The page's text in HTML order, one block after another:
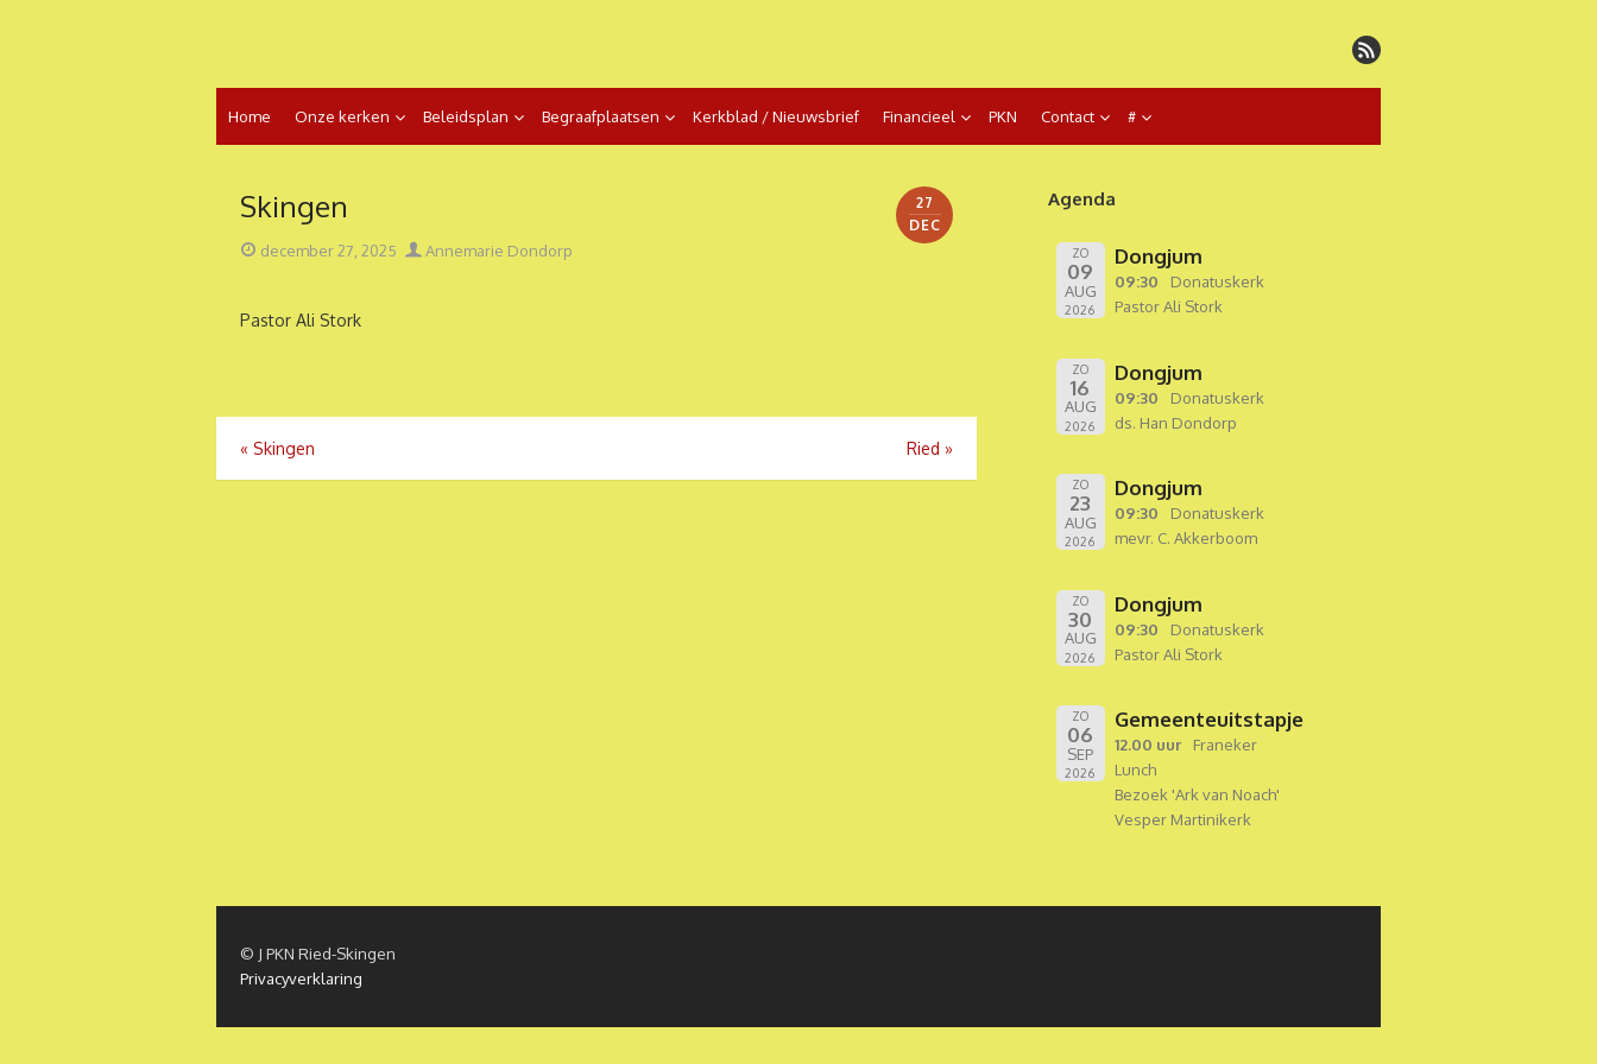
inhoud
Home Onze kerken Beleidsplan Begraafplaatsen Kerkblad / Nieuwsbrief Financieel PKN Contact #
Skingen
27
DEC
Geplaatst
december 27, 2025 Auteur
Annemarie Dondorp
Pastor Ali Stork
Bericht
navigatie
« Skingen Ried »
Agenda
ZO
09
AUG
2026
Dongjum
09:30
Donatuskerk
Pastor Ali Stork
ZO
16
AUG
2026
Dongjum
09:30
Donatuskerk
ds. Han Dondorp
ZO
23
AUG
2026
Dongjum
09:30
Donatuskerk
mevr. C. Akkerboom
ZO
30
AUG
2026
Dongjum
09:30
Donatuskerk
Pastor Ali Stork
ZO
06
SEP
2026
Gemeenteuitstapje
12.00 uur
Franeker
Lunch
Bezoek 'Ark van Noach'
Vesper Martinikerk
© J PKN Ried-Skingen
Privacyverklaring